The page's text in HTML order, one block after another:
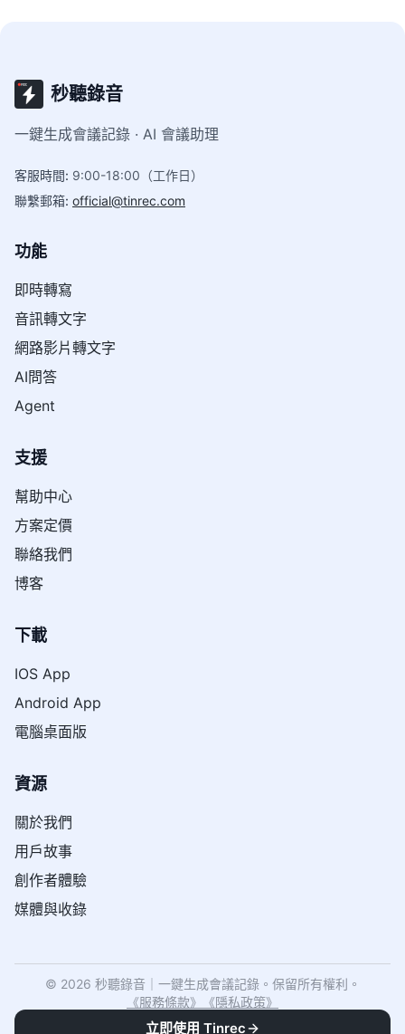
秒聽錄音
一鍵生成會議記錄 · AI 會議助理
客服時間: 9:00-18:00（工作日）
聯繫郵箱: official@tinrec.com
功能
即時轉寫
音訊轉文字
網路影片轉文字
AI問答
Agent
支援
幫助中心
方案定價
聯絡我們
博客
下載
IOS App
Android App
電腦桌面版
資源
關於我們
用戶故事
創作者體驗
媒體與收錄
© 2026 秒聽錄音｜一鍵生成會議記錄。保留所有權利。
《服務條款》 《隱私政策》
立即使用 Tinrec